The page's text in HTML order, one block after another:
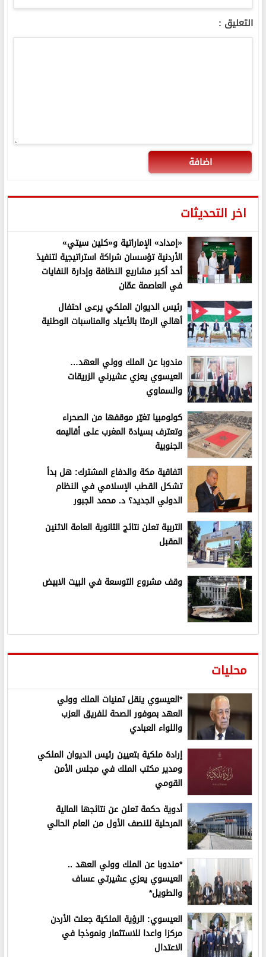
التعليق :
اضافة
اخر التحديثات
«إمداد» الإماراتية و«كلين سيتي»
الأردنية تؤسسان شراكة استراتيجية لتنفيذ
أحد أكبر مشاريع النظافة وإدارة النفايات
في العاصمة عمّان
رئيس الديوان الملكي يرعى احتفال
أهالي الرمثا بالأعياد والمناسبات الوطنية
مندوبا عن الملك وولي العهد…
العيسوي يعزي عشيرني الزريقات
والسماوي
كولومبيا تغيّر موقفها من الصحراء
وتعترف بسيادة المغرب على أقاليمه
الجنوبية
اتفاقية مكة والدفاع المشترك: هل بدأ
تشكل القطب الإسلامي في النظام
الدولي الجديد؟ د. محمد الجبور
التربية تعلن نتائج الثانوية العامة الاثنين
المقبل
وقف مشروع التوسعة في البيت الابيض
محليات
*العيسوي ينقل تمنيات الملك وولي
العهد بموفور الصحة للفريق العزب
واللواء العبادي
إرادة ملكية بتعيين رئيس الديوان الملكي
ومدير مكتب الملك في مجلس الأمن
القومي
أدوية حكمة تعلن عن نتائجها المالية
المرحلية للنصف الأول من العام الحالي
*مندوبا عن الملك وولي العهد ..
العيسوي يعزي عشيرتي عساف
والطويل*
العيسوي: الرؤية الملكية جعلت الأردن
مركزا واعدا للاستثمار ونموذجا في
الاعتدال